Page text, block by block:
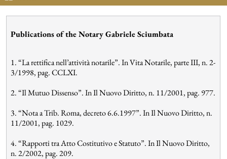
Publicationsof the NotaryGabrieleSciumbata
1. “La rettifica nell’attività notarile”. In Vita Notarile, parte III, n. 2-
3/1998, pag. CCLXI.
2. “Il Mutuo Dissenso”. In Il Nuovo Diritto, n. 11/2001, pag. 977.
3. “Nota a Trib. Roma, decreto 6.6.1997”. In Il Nuovo Diritto, n.
11/2001, pag. 1029.
4. “Rapporti tra Atto Costitutivo e Statuto”. In Il Nuovo Diritto,
n. 2/2002, pag. 209.